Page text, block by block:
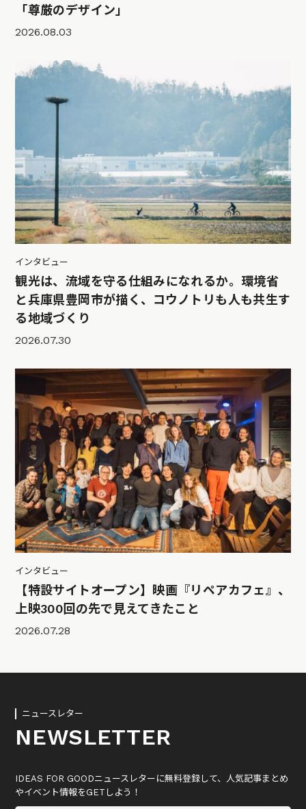
「尊厳のデザイン」
2026.08.03
インタビュー
観光は、流域を守る仕組みになれるか。環境省
と兵庫県豊岡市が描く、コウノトリも人も共生す
る地域づくり
2026.07.30
インタビュー
【特設サイトオープン】映画『リペアカフェ』、
上映300回の先で見えてきたこと
2026.07.28
ニュースレター
NEWSLETTER
IDEAS FOR GOODニュースレターに無料登録して、人気記事まとめ
やイベント情報をGETしよう！